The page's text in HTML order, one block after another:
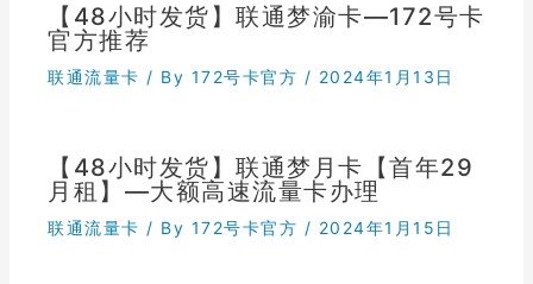
【48小时发货】联通梦渝卡—172号卡
官方推荐
联通流量卡 / By 172号卡官方 / 2024年1月13日
【48小时发货】联通梦月卡【首年29
月租】—大额高速流量卡办理
联通流量卡 / By 172号卡官方 / 2024年1月15日